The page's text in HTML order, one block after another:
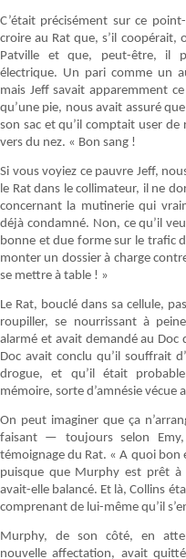
C’était précisément sur ce
croire au Rat que, s’il coopérait,
Patville et que, peut-être, il
électrique. Un pari comme un
mais Jeff savait apparemment
qu’une pie, nous avait assuré
son sac et qu’il comptait user de
vers du nez. « Bon sang !
Si vous voyiez ce pauvre Jeff,
le Rat dans le collimateur, il ne
concernant la mutinerie qui
déjà condamné. Non, ce qu’il
bonne et due forme sur le trafic
monter un dossier à charge
se mettre à table ! »
Le Rat, bouclé dans sa cellule,
roupiller, se nourrissant à
alarmé et avait demandé au Doc
Doc avait conclu qu’il souffrait
drogue, et qu’il était
mémoire, sorte d’amnésie vécue
On peut imaginer que ça
faisant — toujours selon
témoignage du Rat. « A quoi
puisque que Murphy est prêt
avait-elle balancé. Et là, Collins
comprenant de lui-même qu’il
Murphy, de son côté, en
nouvelle affectation, avait